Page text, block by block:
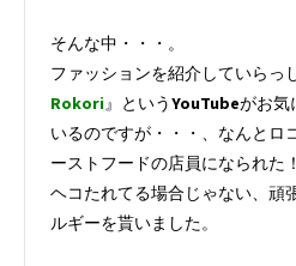
そんな中・・・。
ファッションを紹介していらっ
Rokori』というYouTubeがお気
いるのですが・・・、なんとロ
ーストフードの店員になられた
ヘコたれてる場合じゃない、頑
ルギーを貰いました。